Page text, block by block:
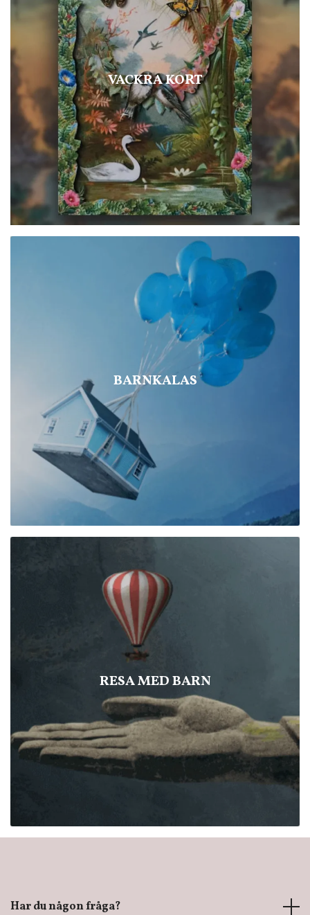
VACKRA KORT
BARNKALAS
RESA MED BARN
Har du någon fråga?